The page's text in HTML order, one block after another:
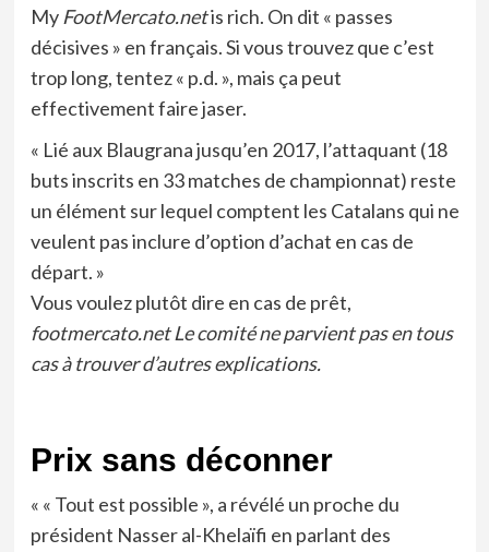
My FootMercato.netis rich. On dit « passes
décisives » en français. Si vous trouvez que c’est
trop long, tentez « p.d. », mais ça peut
effectivement faire jaser.
« Lié aux Blaugrana jusqu’en 2017, l’attaquant (18
buts inscrits en 33 matches de championnat) reste
un élément sur lequel comptent les Catalans qui ne
veulent pas inclure d’option d’achat en cas de
départ. »
Vous voulez plutôt dire en cas de prêt,
footmercato.net Le comité ne parvient pas en tous
cas à trouver d’autres explications.
Prix sans déconner
« « Tout est possible », a révélé un proche du
président Nasser al-Khelaïfi en parlant des